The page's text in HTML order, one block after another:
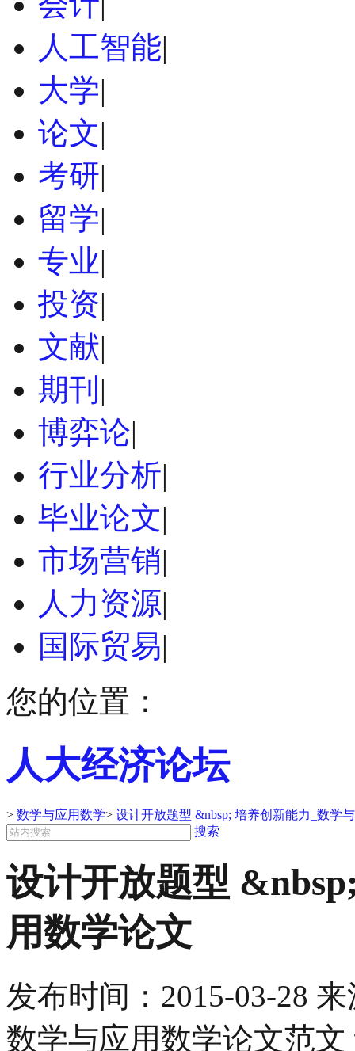
人工智能|
大学|
论文|
考研|
留学|
专业|
投资|
文献|
期刊 |
博弈论|
行业分析|
毕业论文|
市场营销|
人力资源|
国际贸易|
您的位置：
人大经济论坛
> 数学与应用数学> 设计开放题型 &nbsp; 培养创新能力_数学
搜索
设计开放题型
用数学论文
发布时间： 2015-03-28 来
数学与应用数学论文范